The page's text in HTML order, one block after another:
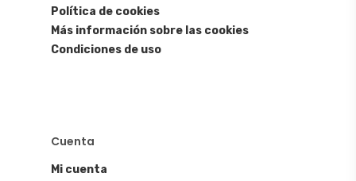
Política de cookies
Más información sobre las cookies
Condiciones de uso
Cuenta
Mi cuenta